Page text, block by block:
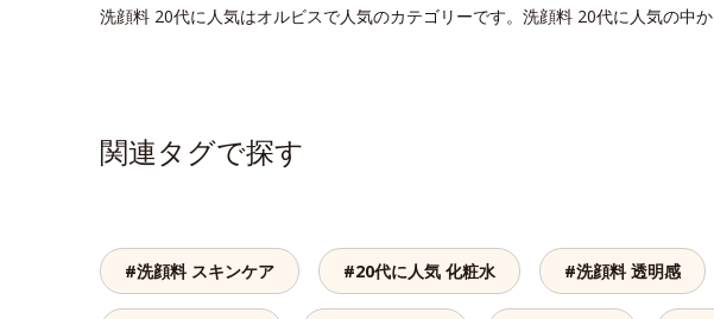
洗顔料 20代に人気はオルビスで人気のカテゴリーです。洗顔料 20代に人気の中
関連タグで探す
#洗顔料 スキンケア #20代に人気 化粧水 #洗顔料 透明感